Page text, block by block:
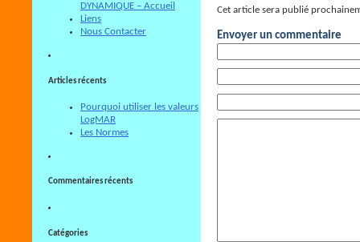
Cet article sera publié
Envoyer un commentaire
DYNAMIQUE – Accueil
Liens
Nous Contacter
Articles récents
Pourquoi utiliser les valeurs
LogMAR
Les Normes
Commentaires récents
Catégories